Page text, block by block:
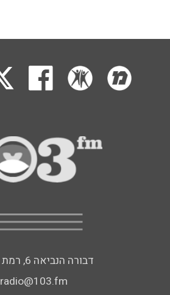
דבורה הנביאה 6, רמת השרון
radio@103.fm